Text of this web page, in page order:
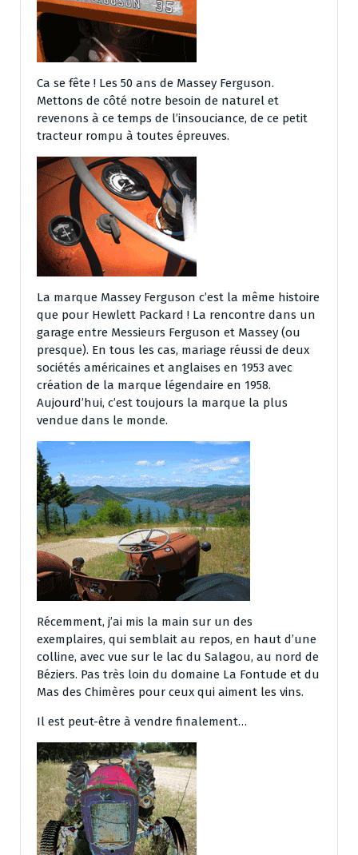
Ca se fête ! Les 50 ans de Massey Ferguson.
Mettons de côté notre besoin de naturel et
revenons à ce temps de l’insouciance, de ce petit
tracteur rompu à toutes épreuves.
La marque Massey Ferguson c’est la même histoire
que pour Hewlett Packard ! La rencontre dans un
garage entre Messieurs Ferguson et Massey (ou
presque). En tous les cas, mariage réussi de deux
sociétés américaines et anglaises en 1953 avec
création de la marque légendaire en 1958.
Aujourd’hui, c’est toujours la marque la plus
vendue dans le monde.
Récemment, j’ai mis la main sur un des
exemplaires, qui semblait au repos, en haut d’une
colline, avec vue sur le lac du Salagou, au nord de
Béziers. Pas très loin du domaine La Fontude et du
Mas des Chimères pour ceux qui aiment les vins.
Il est peut-être à vendre finalement…